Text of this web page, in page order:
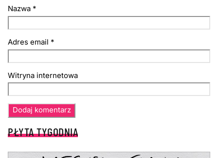
Nazwa *
Adres email *
Witryna internetowa
PŁYTA TYGODNIA